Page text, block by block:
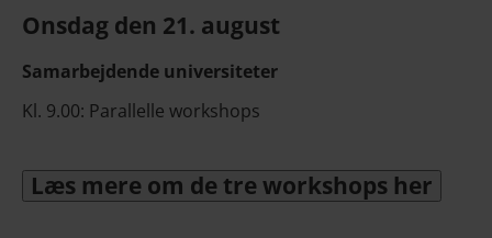
Onsdag den 21. august
Samarbejdende universiteter
Kl. 9.00: Parallelle workshops
Læs mere om de tre workshops her